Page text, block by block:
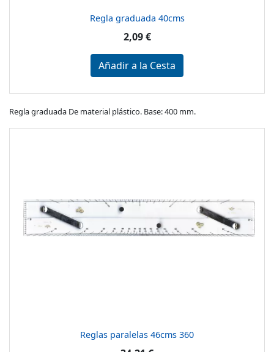
Regla graduada 40cms
2,09 €
Añadir a la Cesta
Regla graduada De material plástico. Base: 400 mm.
Reglas paralelas 46cms 360